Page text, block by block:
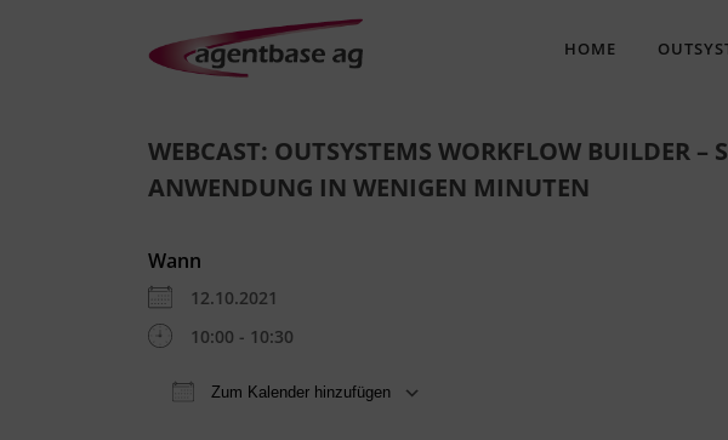
HOME
WEBCAST: OUTSYSTEMS WORKFLOW BUILDER –
ANWENDUNG IN WENIGEN MINUTEN
Wann
12.10.2021
10:00 - 10:30
Zum Kalender hinzufügen